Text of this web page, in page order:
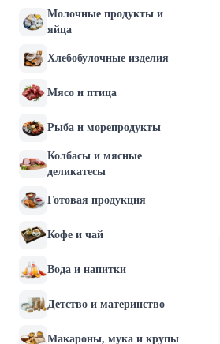
Молочные продукты и
яйца
Хлебобулочные изделия
Мясо и птица
Рыба и морепродукты
Колбасы и мясные
деликатесы
Готовая продукция
Кофе и чай
Вода и напитки
Детство и материнство
Макароны, мука и крупы